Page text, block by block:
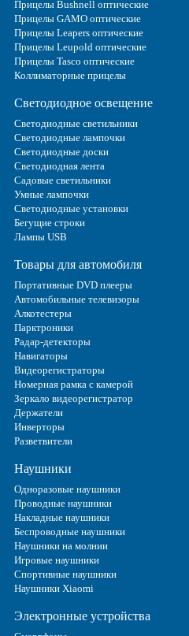
Прицелы Bushnell оптические
Прицелы GAMO оптические
Прицелы Leapers оптические
Прицелы Leupold оптические
Прицелы Tasco оптические
Коллиматорные прицелы
Светодиодное освещение
Светодиодные светильники
Светодиодные лампочки
Светодиодные доски
Светодиодная лента
Садовые светильники
Умные лампочки
Светодиодные установки
Бегущие строки
Лампы USB
Товары для автомобиля
Портативные DVD плееры
Автомобильные телевизоры
Алкотестеры
Парктроники
Радар-детекторы
Навигаторы
Видеорегистраторы
Номерная рамка с камерой
Зеркало видеорегистратор
Держатели
Инверторы
Разветвители
Наушники
Одноразовые наушники
Проводные наушники
Накладные наушники
Беспроводные наушники
Наушники на молнии
Игровые наушники
Спортивные наушники
Наушники Xiaomi
Электронные устройства